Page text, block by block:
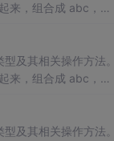
来，组合成 abc，则
型及其相关操作方法。
来，组合成 abc，则
型及其相关操作方法。